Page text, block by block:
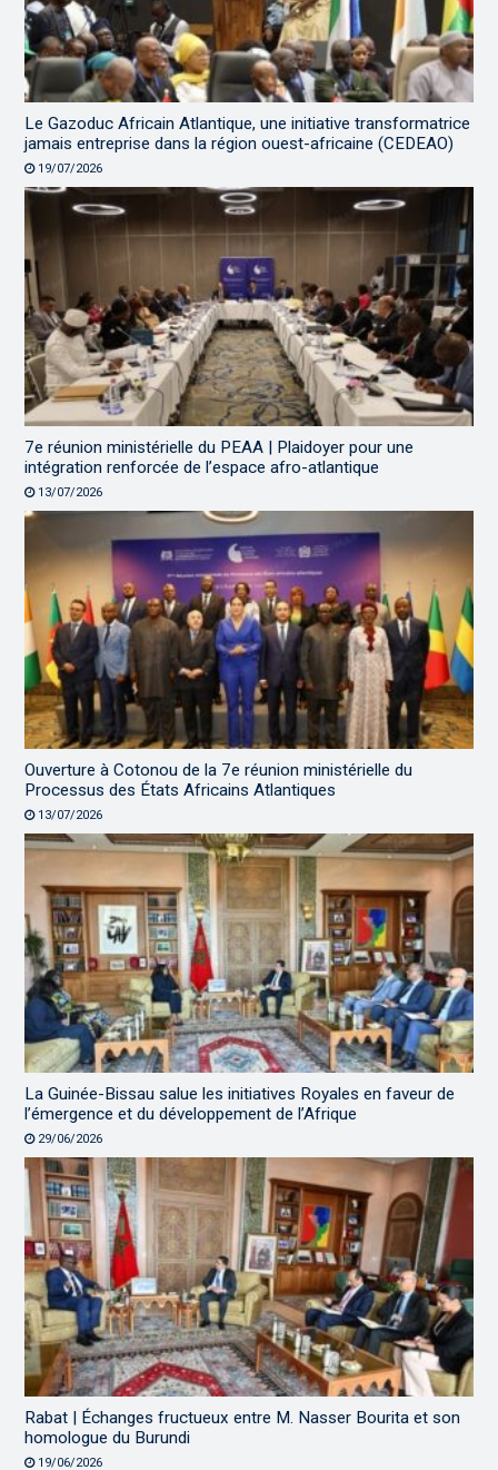
Le Gazoduc Africain Atlantique, une initiative transformatrice
jamais entreprise dans la région ouest-africaine (CEDEAO)
19/07/2026
7e réunion ministérielle du PEAA | Plaidoyer pour une
intégration renforcée de l’espace afro-atlantique
13/07/2026
Ouverture à Cotonou de la 7e réunion ministérielle du
Processus des États Africains Atlantiques
13/07/2026
La Guinée-Bissau salue les initiatives Royales en faveur de
l’émergence et du développement de l’Afrique
29/06/2026
Rabat | Échanges fructueux entre M. Nasser Bourita et son
homologue du Burundi
19/06/2026